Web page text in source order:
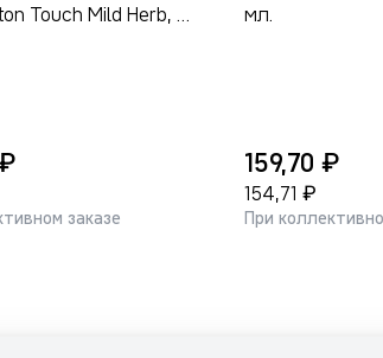
Touch Mild Herb, 40
заказе
мл.
159,70 ₽
154,71 ₽
При